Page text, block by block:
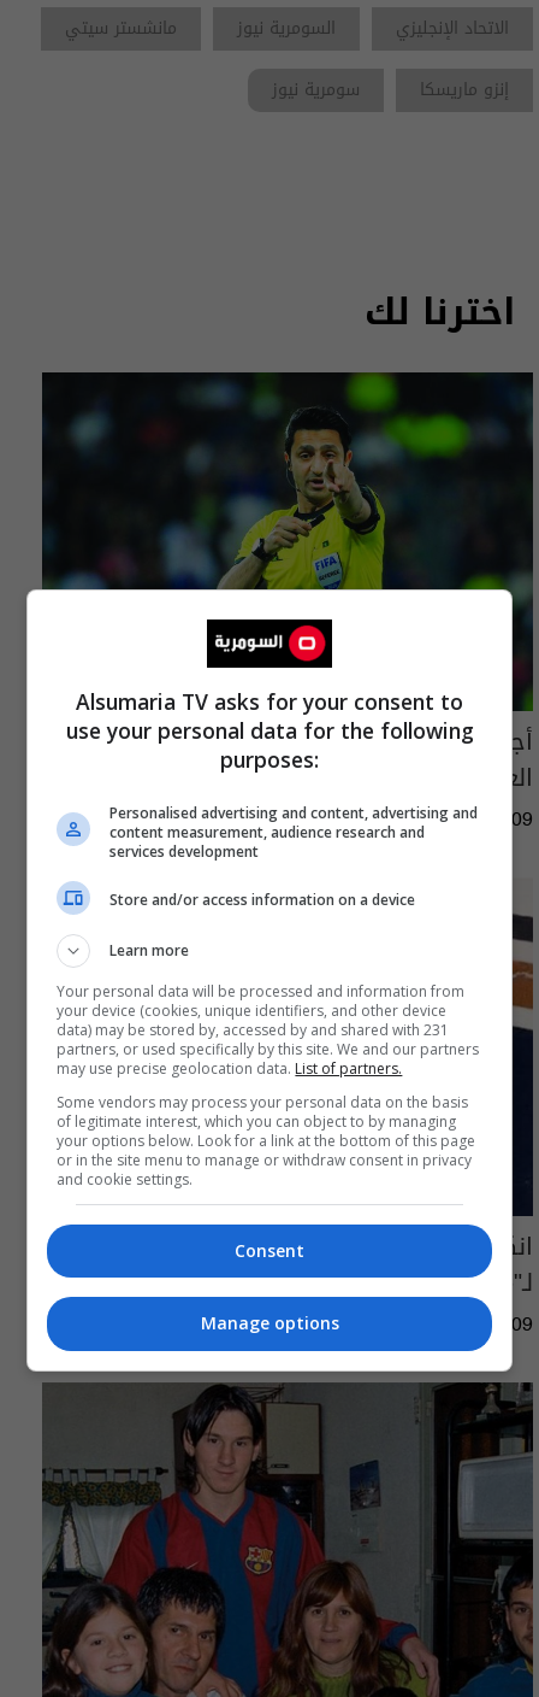
الاتحاد الإنجليزي
السومرية نيوز
مانشستر سيتي
إنزو ماريسكا
سومرية نيوز
اخترنا لك
أجور الحكام تفجر أزمة قبل انطلاق دوري نجوم
العراق
06:02 | 2026-08-09
انكسار الأسطورة.. مشاهد مؤثرة للظهور الأول
لـ"ميسي" بعد وفاة والده (صور)
04:35 | 2026-08-09
Alsumaria TV asks for your consent to
use your personal data for the following
purposes:
Personalised advertising and content, advertising and
content measurement, audience research and
services development
Store and/or access information on a device
Learn more
Your personal data will be processed and information from
your device (cookies, unique identifiers, and other device
data) may be stored by, accessed by and shared with 231
partners, or used specifically by this site. We and our partners
may use precise geolocation data. List of partners.
Some vendors may process your personal data on the basis
of legitimate interest, which you can object to by managing
your options below. Look for a link at the bottom of this page
or in the site menu to manage or withdraw consent in privacy
and cookie settings.
Consent
Manage options